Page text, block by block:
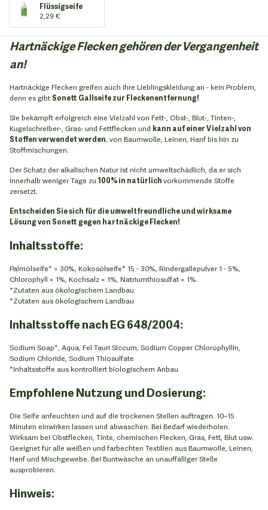
Flüssigseife
2,29 €
Hartnäckige Flecken gehören der Vergangenheit
an!
Hartnäckige Flecken greifen auch Ihre Lieblingskleidung an - kein Problem,
denn es gibtSonett Gallseife zur Fleckenentfernung!
Sie bekämpft erfolgreich eine Vielzahl von Fett-, Obst-, Blut-, Tinten-,
Kugelschreiber-, Gras- und Fettflecken und kann auf einer Vielzahl von
Stoffen verwendet werden , von Baumwolle, Leinen, Hanf bis hin zu
Stoffmischungen.
Der Schatz der alkalischen Natur ist nicht umweltschädlich, da er sich
innerhalb weniger Tage zu 100% in natürlichvorkommende Stoffe
zersetzt.
Entscheiden Sie sich für die umweltfreundliche und wirksame
Lösung von Sonett gegen hartnäckige Flecken!
Inhaltsstoffe:
Palmölseife* > 30%, Kokosölseife* 15 - 30%, Rindergallepulver 1 - 5%,
Chlorophyll < 1%, Kochsalz < 1%, Natriumthiosulfat < 1%.
*Zutaten aus ökologischem Landbau
*Zutaten aus ökologischem Landbau
Inhaltsstoffe nach EG 648/2004:
Sodium Soap*, Aqua, Fel Tauri Siccum, Sodium Copper Chlorophyllin,
Sodium Chloride, Sodium Thiosulfate
*Inhaltsstoffe aus kontrolliert biologischem Anbau
Empfohlene Nutzung und Dosierung:
Die Seife anfeuchten und auf die trockenen Stellen auftragen. 10–15
Minuten einwirken lassen und abwaschen. Bei Bedarf wiederholen.
Wirksam bei Obstflecken, Tinte, chemischen Flecken, Gras, Fett, Blut usw.
Geeignet für alle weißen und farbechten Textilien aus Baumwolle, Leinen,
Hanf und Mischgewebe. Bei Buntwäsche an unauffälliger Stelle
ausprobieren.
Hinweis: